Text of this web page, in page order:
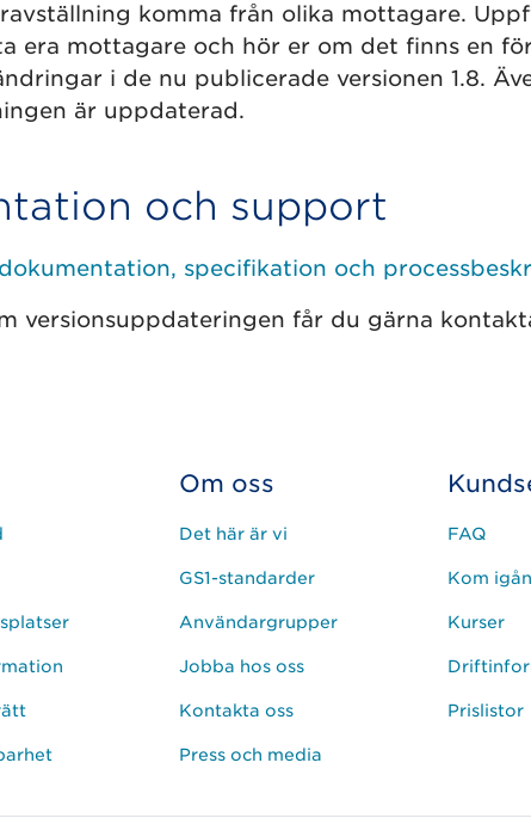
komma från olika mottagare.
era mottagare och hör er om det finns en
i de nu publicerade versionen 1.8.
är uppdaterad.
och support
specifikation och
versionsuppdateringen får du gärna
Om oss
Det här är vi
GS1-standarder
Användargrupper
Jobba hos oss
Kontakta oss
Press och media
FAQ
Kom
Kurser
Prislistor